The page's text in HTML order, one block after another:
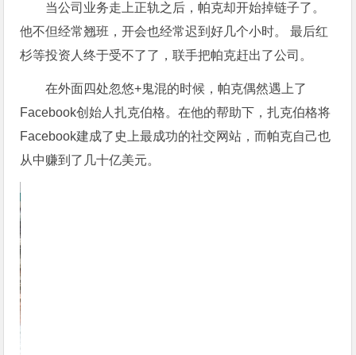
当公司业务走上正轨之后，帕克却开始掉链子了。
他不但经常翘班，开会也经常迟到好几个小时。 最后红
杉等投资人终于受不了了，联手把帕克赶出了公司。
在外面四处忽悠+鬼混的时候，帕克偶然遇上了
Facebook创始人扎克伯格。在他的帮助下，扎克伯格将
Facebook建成了史上最成功的社交网站，而帕克自己也
从中赚到了几十亿美元。